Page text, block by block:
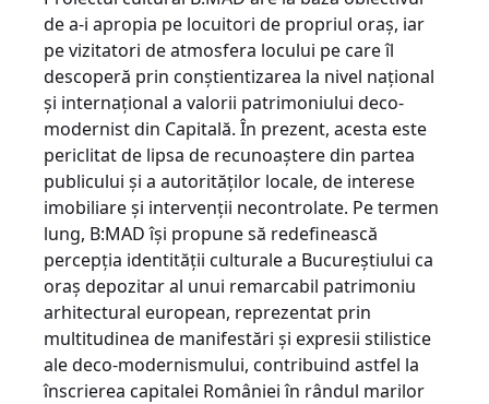
de a-i apropia pe locuitori de propriul oraș, iar
pe vizitatori de atmosfera locului pe care îl
descoperă prin conștientizarea la nivel național
și internațional a valorii patrimoniului deco-
modernist din Capitală. În prezent, acesta este
periclitat de lipsa de recunoaștere din partea
publicului și a autorităților locale, de interese
imobiliare și intervenții necontrolate. Pe termen
lung, B:MAD își propune să redefinească
percepția identității culturale a Bucureștiului ca
oraș depozitar al unui remarcabil patrimoniu
arhitectural european, reprezentat prin
multitudinea de manifestări și expresii stilistice
ale deco-modernismului, contribuind astfel la
înscrierea capitalei României în rândul marilor